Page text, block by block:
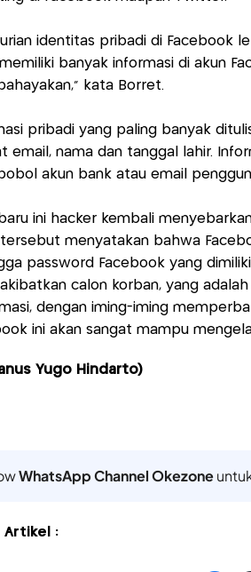
identitas pribadi di Facebook
banyak informasi di akun
kata Borret.
pribadi yang paling banyak
email, nama dan tanggal lahir.
akun bank atau email
ini hacker kembali
tersebut menyatakan bahwa
password Facebook yang
calon korban, yang
dengan iming-iming
ini akan sangat mampu
Yugo Hindarto)
WhatsApp Channel Okezone
Artikel :